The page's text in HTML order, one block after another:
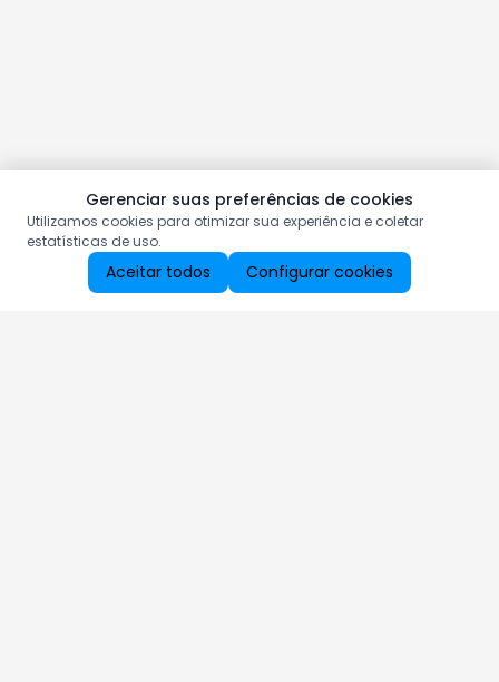
Gerenciar suas preferências de cookies
Utilizamos cookies para otimizar sua experiência e coletar
estatísticas de uso.
Aceitar todos Configurar cookies